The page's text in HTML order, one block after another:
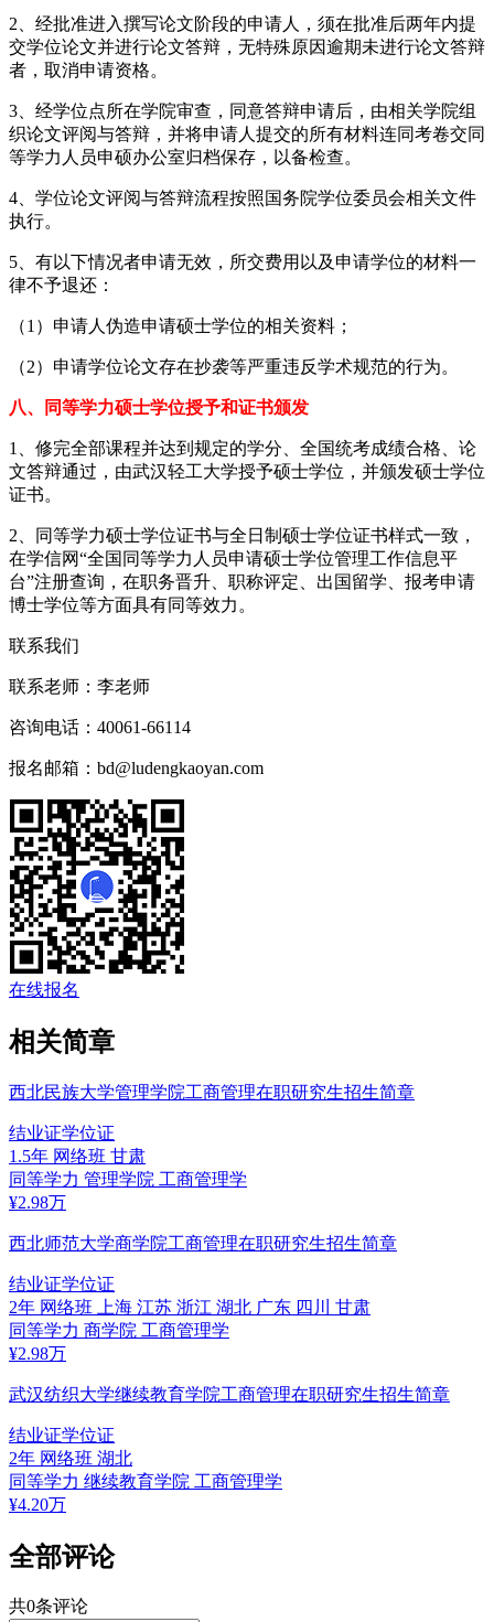
2、经批准进入撰写论文阶段的申请人，须在批准后两年内提
交学位论文并进行论文答辩，无特殊原因逾期未进行论文答辩
者，取消申请资格。
3、经学位点所在学院审查，同意答辩申请后，由相关学院组
织论文评阅与答辩，并将申请人提交的所有材料连同考卷交同
等学力人员申硕办公室归档保存，以备检查。
4、学位论文评阅与答辩流程按照国务院学位委员会相关文件
执行。
5、有以下情况者申请无效，所交费用以及申请学位的材料一
律不予退还：
（1）申请人伪造申请硕士学位的相关资料；
（2）申请学位论文存在抄袭等严重违反学术规范的行为。
八、同等学力硕士学位授予和证书颁发
1、修完全部课程并达到规定的学分、全国统考成绩合格、论
文答辩通过，由武汉轻工大学授予硕士学位，并颁发硕士学位
证书。
2、同等学力硕士学位证书与全日制硕士学位证书样式一致，
在学信网“全国同等学力人员申请硕士学位管理工作信息平
台”注册查询，在职务晋升、职称评定、出国留学、报考申请
博士学位等方面具有同等效力。
联系我们
联系老师： 李老师
咨询电话： 40061-66114
报名邮箱： bd@ludengkaoyan.com
在线报名
相关简章
西北民族大学管理学院工商管理在职研究生招生简章
结业证学位证
1.5年 网络班 甘肃
同等学力 管理学院 工商管理学
¥2.98万
西北师范大学商学院工商管理在职研究生招生简章
结业证学位证
2年 网络班
上海 江苏 浙江 湖北 广东 四川 甘肃
同等学力 商学院 工商管理学
¥2.98万
武汉纺织大学继续教育学院工商管理在职研究生招生简章
结业证学位证
2年 网络班 湖北
同等学力 继续教育学院 工商管理学
¥4.20万
全部评论
共0条评论